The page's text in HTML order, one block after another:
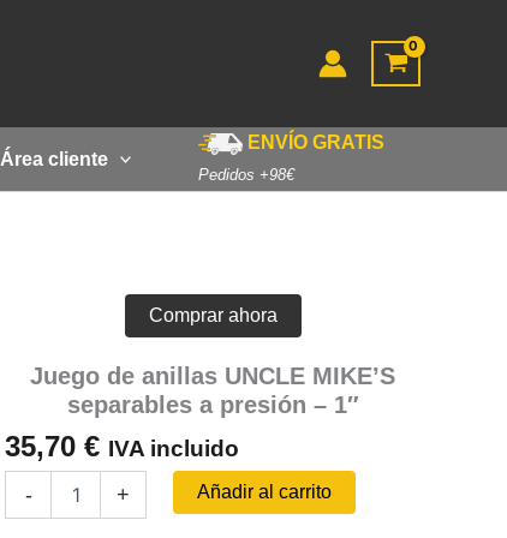
Área cliente
ENVÍO GRATIS
Pedidos +98€
Comprar ahora
Juego de anillas UNCLE MIKE’S
separables a presión – 1″
35,70 € IVA incluido
- + Añadir al carrito